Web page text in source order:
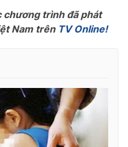
lòng Việt
chương trình đã phát
Nam trên TV Online!